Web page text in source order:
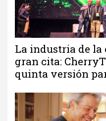
La industria de la
gran cita:
quinta versión